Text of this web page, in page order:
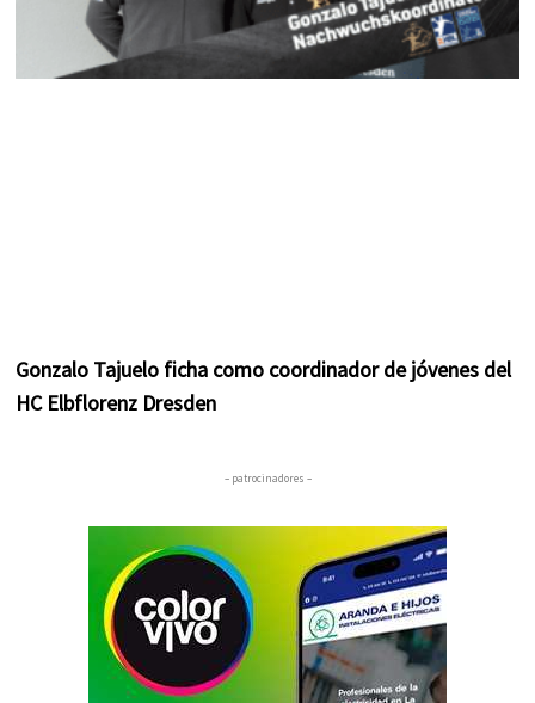
Gonzalo Tajuelo ficha como coordinador de jóvenes del
HC Elbflorenz Dresden
– patrocinadores –